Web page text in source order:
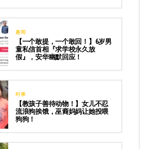
趣闻
【一个敢提，一个敢回！】6岁男
童私信首相『求学校永久放
假』，安华幽默回应！
时事
【教孩子善待动物！】女儿不忍
流浪狗挨饿，巫裔妈妈让她投喂
狗狗！